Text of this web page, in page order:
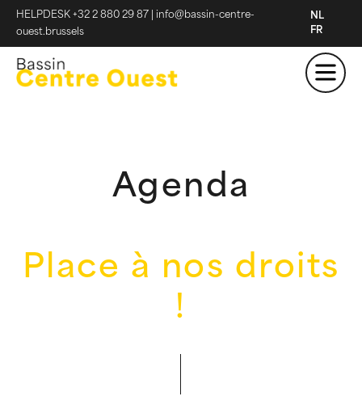
HELPDESK +32 2 880 29 87
info@bassin-centre-
ouest.brussels
NL
FR
Agenda
Place à nos droits
!